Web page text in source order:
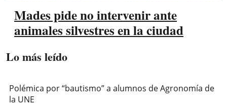
Mades pide no intervenir ante
animales silvestres en la ciudad
Lo más leído
Polémica por “bautismo” a alumnos de Agronomía de
la UNE